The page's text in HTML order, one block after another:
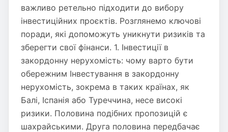
важливо ретельно підходити до вибору
інвестиційних проєктів. Розглянемо ключові
поради, які допоможуть уникнути ризиків та
зберегти свої фінанси. 1. Інвестиції в
закордонну нерухомість: чому варто бути
обережним Інвестування в закордонну
нерухомість, зокрема в таких країнах, як
Балі, Іспанія або Туреччина, несе високі
ризики. Половина подібних пропозицій є
шахрайськими. Друга половина передбачає